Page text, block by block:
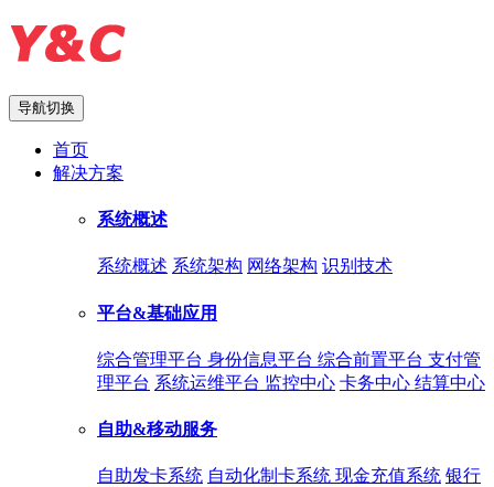
导航切换
首页
解决方案
系统概述
系统概述 系统架构 网络架构 识别技术
平台&基础应用
综合管理平台 身份信息平台 综合前置平台 支付管
理平台 系统运维平台 监控中心 卡务中心 结算中心
自助&移动服务
自助发卡系统 自动化制卡系统 现金充值系统 银行